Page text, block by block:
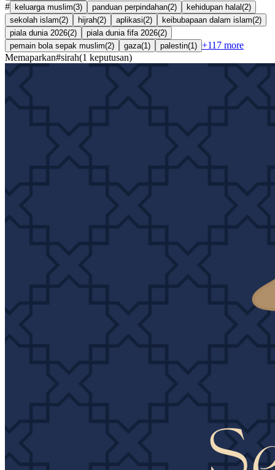
# keluarga muslim(3) panduan perpindahan(2) kehidupan halal (2)
sekolah islam(2) hijrah(2) aplikasi(2) keibubapaan dalam islam(2)
piala dunia 2026(2) piala dunia fifa 2026(2)
pemain bola sepak muslim(2) gaza(1 ) palestin(1 ) +117 more
Memaparkan#sirah(1 keputusan)